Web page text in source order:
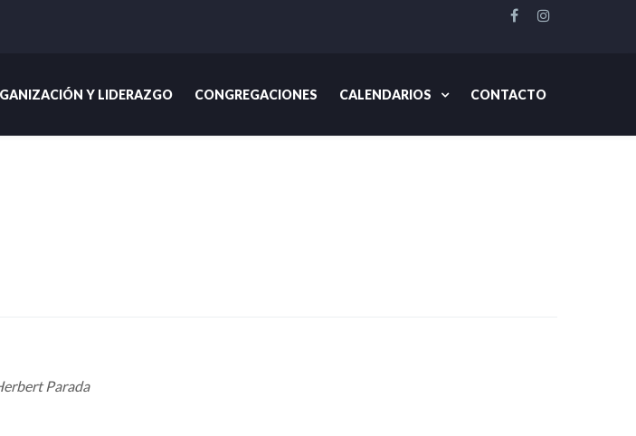
Y LIDERAZGO CONGREGACIONES CALENDARIOS CONTACTO
Inicio De Común Acuerdo 2018 El cristiano y la salud
Parada